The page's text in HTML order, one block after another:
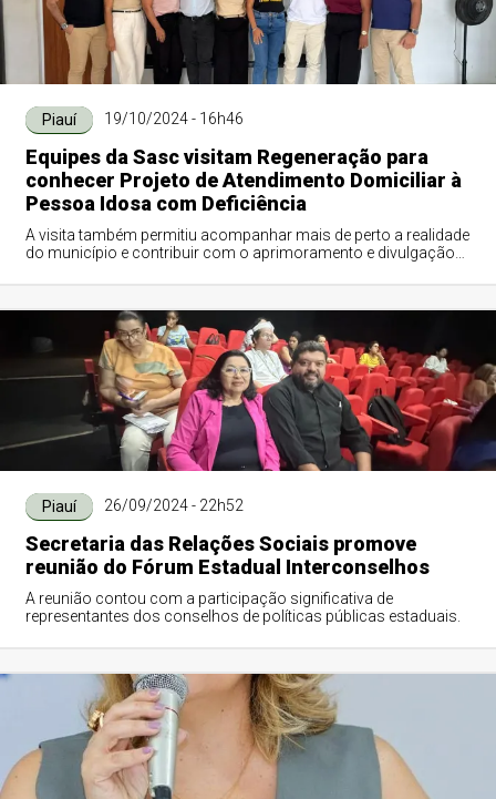
Piauí 19/10/2024 - 16h46
Equipes da Sasc visitam Regeneração para
conhecer Projeto de Atendimento Domiciliar à
Pessoa Idosa com Deficiência
A visita também permitiu acompanhar mais de perto a realidade
do município e contribuir com o aprimoramento e divulgação
Piauí 26/09/2024 - 22h52
Secretaria das Relações Sociais promove
reunião do Fórum Estadual Interconselhos
A reunião contou com a participação significativa de
representantes dos conselhos de políticas públicas estaduais.